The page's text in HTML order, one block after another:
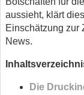
aussieht, klärt
Einschätzung zur
News.
Die